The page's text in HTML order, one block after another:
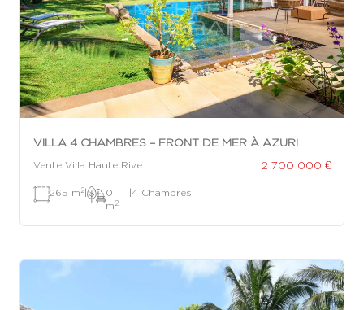
VILLA 4 CHAMBRES – FRONT DE MER À AZURI
Vente Villa Haute Rive 2 700 000 €
265 m 2|
0
m 2
|4 Chambres